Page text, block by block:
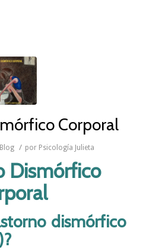
Corporal
Blog / por Psicología Julieta
Dismórfico
dismórfico